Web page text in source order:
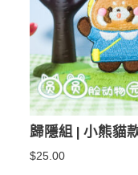
歸隱組 | 小熊貓
$25.00